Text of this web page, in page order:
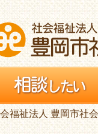
福祉法人 豊岡市社